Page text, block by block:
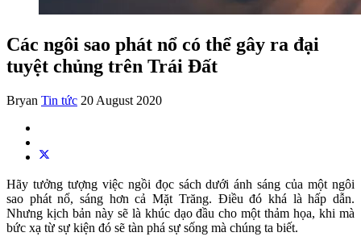
Các ngôi sao phát nổ có thể gây ra đại
tuyệt chủng trên Trái Đất
Bryan Tin tức 20 August 2020
Hãy tưởng tượng việc ngồi đọc sách dưới ánh sáng của một ngôi
sao phát nổ, sáng hơn cả Mặt Trăng. Điều đó khá là hấp dẫn.
Nhưng kịch bản này sẽ là khúc dạo đầu cho một thảm họa, khi mà
bức xạ từ sự kiện đó sẽ tàn phá sự sống mà chúng ta biết.